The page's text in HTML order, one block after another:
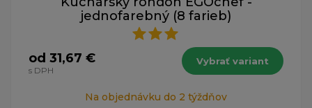
jednofarebný (8 farieb)
od 31,67 €
s DPH
Vybrať variant
Na objednávku do 2 týždňov